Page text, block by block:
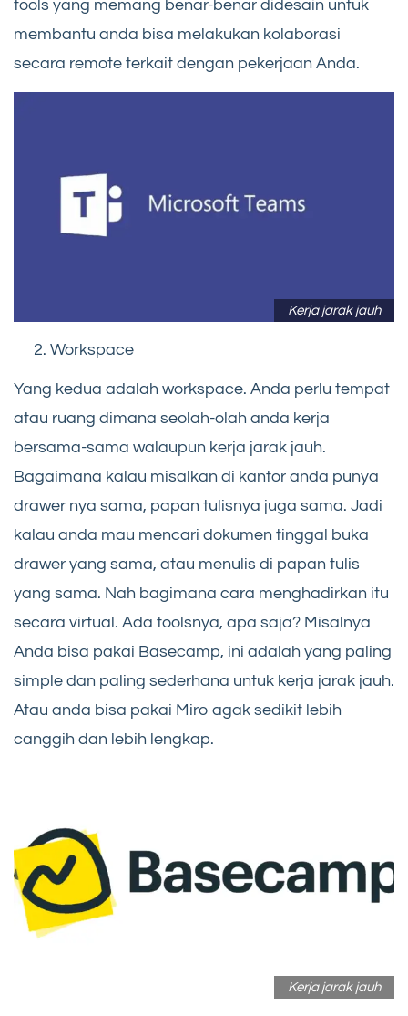
tools yang memang benar-benar didesain untuk
membantu anda bisa melakukan kolaborasi
secara remote terkait dengan pekerjaan Anda.
Kerja jarak jauh
Workspace
Yang kedua adalah workspace. Anda perlu tempat
atau ruang dimana seolah-olah anda kerja
bersama-sama walaupun kerja jarak jauh.
Bagaimana kalau misalkan di kantor anda punya
drawer nya sama, papan tulisnya juga sama. Jadi
kalau anda mau mencari dokumen tinggal buka
drawer yang sama, atau menulis di papan tulis
yang sama. Nah bagimana cara menghadirkan itu
secara virtual. Ada toolsnya, apa saja? Misalnya
Anda bisa pakai Basecamp, ini adalah yang paling
simple dan paling sederhana untuk kerja jarak jauh.
Atau anda bisa pakai Miro agak sedikit lebih
canggih dan lebih lengkap.
Kerja jarak jauh